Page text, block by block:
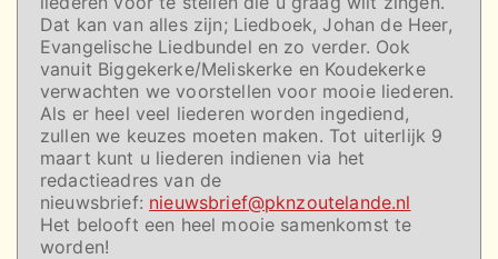
Dat kan van alles zijn; Liedboek, Johan de Heer,
Evangelische Liedbundel en zo verder. Ook
vanuit Biggekerke/Meliskerke en Koudekerke
verwachten we voorstellen voor mooie liederen.
Als er heel veel liederen worden ingediend,
zullen we keuzes moeten maken. Tot uiterlijk 9
maart kunt u liederen indienen via het
redactieadres van de
nieuwsbrief: nieuwsbrief@pknzoutelande.nl
Het belooft een heel mooie samenkomst te
worden!